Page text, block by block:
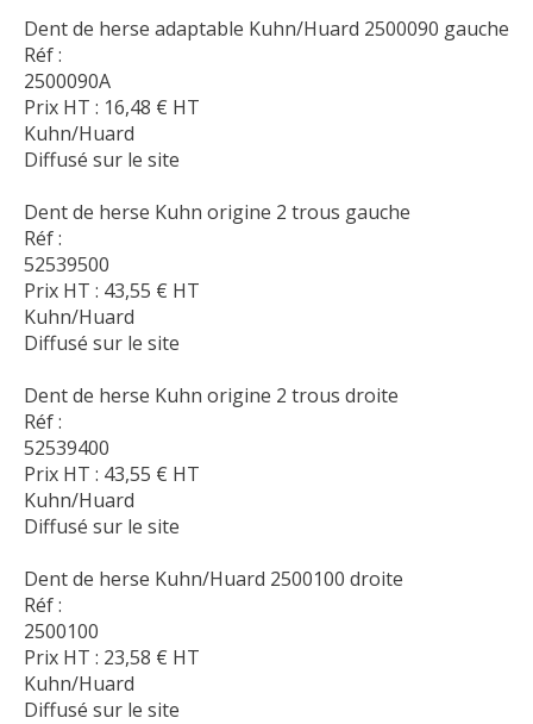
Dent de herse adaptable Kuhn/Huard 2500090 gauche
Réf :
2500090A
Prix HT : 16,48 € HT
Kuhn/Huard
Diffusé sur le site
Dent de herse Kuhn origine 2 trous gauche
Réf :
52539500
Prix HT : 43,55 € HT
Kuhn/Huard
Diffusé sur le site
Dent de herse Kuhn origine 2 trous droite
Réf :
52539400
Prix HT : 43,55 € HT
Kuhn/Huard
Diffusé sur le site
Dent de herse Kuhn/Huard 2500100 droite
Réf :
2500100
Prix HT : 23,58 € HT
Kuhn/Huard
Diffusé sur le site